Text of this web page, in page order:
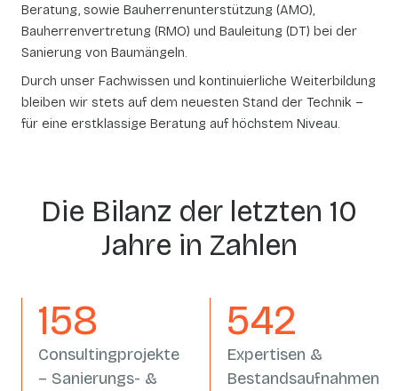
Beratung, sowie Bauherrenunterstützung (AMO),
Bauherrenvertretung (RMO) und Bauleitung (DT) bei der
Sanierung von Baumängeln.
Durch unser Fachwissen und kontinuierliche Weiterbildung
bleiben wir stets auf dem neuesten Stand der Technik –
für eine erstklassige Beratung auf höchstem Niveau.
Die Bilanz der letzten 10
Jahre in Zahlen
162
Consultingprojekte
– Sanierungs- &
558
Expertisen &
Bestandsaufnahmen